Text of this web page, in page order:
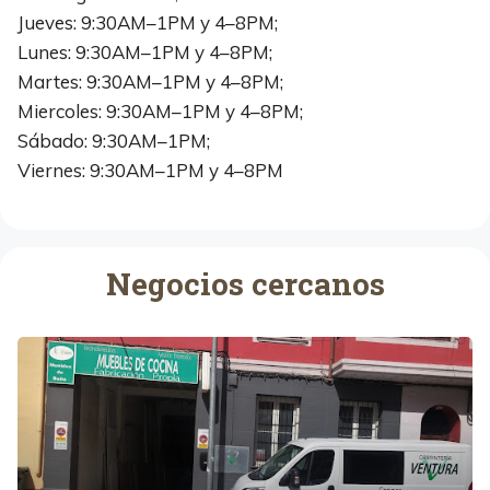
Jueves: 9:30AM–1PM y 4–8PM;
Lunes: 9:30AM–1PM y 4–8PM;
Martes: 9:30AM–1PM y 4–8PM;
Miercoles: 9:30AM–1PM y 4–8PM;
Sábado: 9:30AM–1PM;
Viernes: 9:30AM–1PM y 4–8PM
Negocios cercanos
n